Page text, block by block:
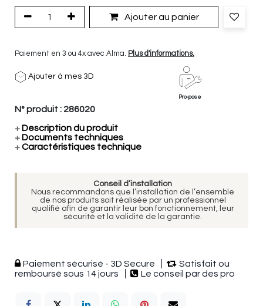
Ajouter au panier
Paiement en 3 ou 4x avec Alma. Plus d'informations.
Ajouter à mes 3D
Pro-pose
N° produit : 286020
+ Description du produit
+ Documents techniques
+Caractéristiques technique
Conseil d’installation
Nous recommandons que l’installation de l’ensemble
de nos produits soit réalisée par un professionnel
qualifié afin de garantir leur bon fonctionnement, leur
sécurité et la validité de la garantie.
Paiement sécurisé - 3D Secure
Satisfait ou
remboursé sous 14 jours
Le conseil par des pro